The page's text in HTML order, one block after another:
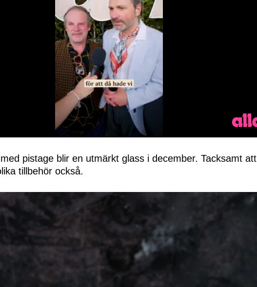
pistage blir en utmärkt glass i december. Tacksamt att
tillbehör också.